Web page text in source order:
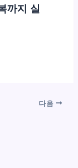
까지 실
다음